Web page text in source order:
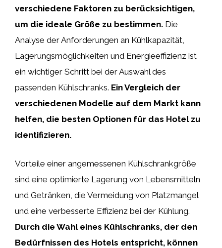
verschiedene Faktoren zu berücksichtigen,
um die ideale Größe zu bestimmen. Die
Analyse der Anforderungen an Kühlkapazität,
Lagerungsmöglichkeiten und Energieeffizienz ist
ein wichtiger Schritt bei der Auswahl des
passenden Kühlschranks. Ein Vergleich der
verschiedenen Modelle auf dem Markt kann
helfen, die besten Optionen für das Hotel zu
identifizieren.
Vorteile einer angemessenen Kühlschrankgröße
sind eine optimierte Lagerung von Lebensmitteln
und Getränken, die Vermeidung von Platzmangel
und eine verbesserte Effizienz bei der Kühlung.
Durch die Wahl eines Kühlschranks, der den
Bedürfnissen des Hotels entspricht, können